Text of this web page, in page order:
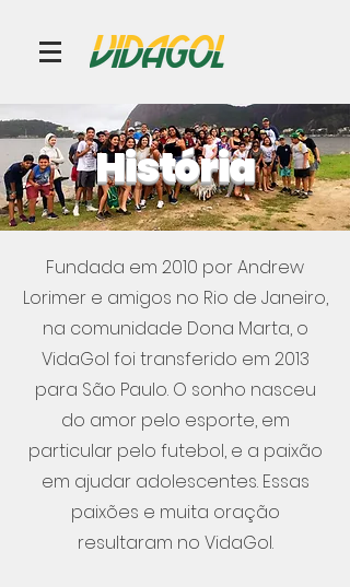
História
Fundada em 2010 por Andrew
Lorimer e amigos no Rio de Janeiro,
na comunidade Dona Marta, o
VidaGol foi transferido em 2013
para São Paulo. O sonho nasceu
do amor pelo esporte, em
particular pelo futebol, e a paixão
em ajudar adolescentes. Essas
paixões e muita oração
resultaram no VidaGol.